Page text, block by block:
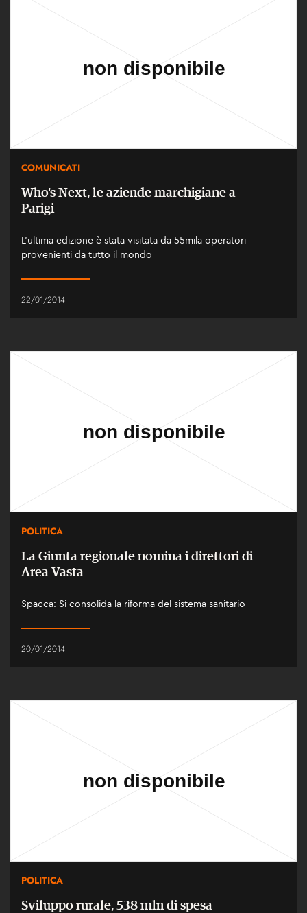
COMUNICATI
Who's Next, le aziende marchigiane a
Parigi
L’ultima edizione è stata visitata da 55mila operatori
provenienti da tutto il mondo
22/01/2014
POLITICA
La Giunta regionale nomina i direttori di
Area Vasta
Spacca: Si consolida la riforma del sistema sanitario
20/01/2014
POLITICA
Sviluppo rurale, 538 mln di spesa